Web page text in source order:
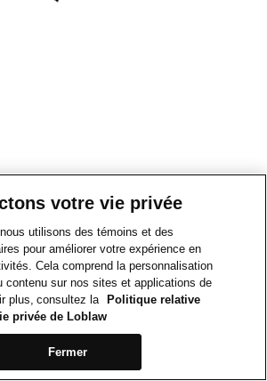
votre vie privée
utilisons des témoins et des
pour améliorer votre expérience en
Cela comprend la personnalisation
contenu sur nos sites et applications de
plus, consultez la
Politique relative
privée de Loblaw
Fermer